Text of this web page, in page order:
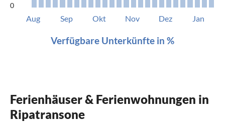
0
Aug Sep Okt Nov Dez Jan
Verfügbare Unterkünfte in %
Ferienhäuser & Ferienwohnungen in
Ripatransone